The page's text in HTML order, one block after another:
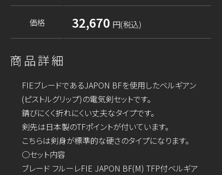
価格 32,670 円(税込)
商品詳細
FIEブレードであるJAPON BFを使用したベルギアン
(ピストルグリップ)の電気剣セットです。
錆びにくく折れにくい丈夫なタイプです。
剣先は日本製のTFポイントが付いています。
こちらは剣身が標準的な硬さのタイプになります。
○セット内容
ブレード フルーレFIE JAPON BF(M) TFP付ベルギア